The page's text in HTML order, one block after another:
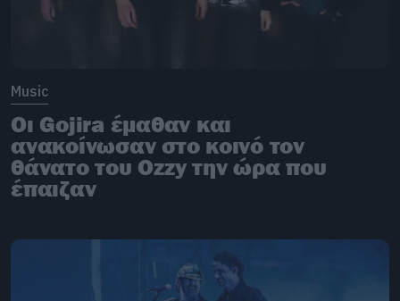
Music
Οι Gojira έμαθαν και
ανακοίνωσαν στο κοινό τον
θάνατο του Ozzy την ώρα που
έπαιζαν